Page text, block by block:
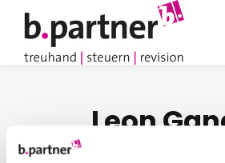
Leon
You are here: